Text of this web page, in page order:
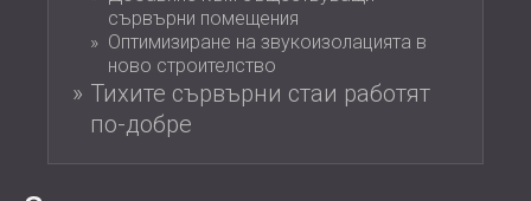
сървърни помещения
Оптимизиране на звукоизолацията в
ново строителство
Тихите сървърни стаи работят
по-добре